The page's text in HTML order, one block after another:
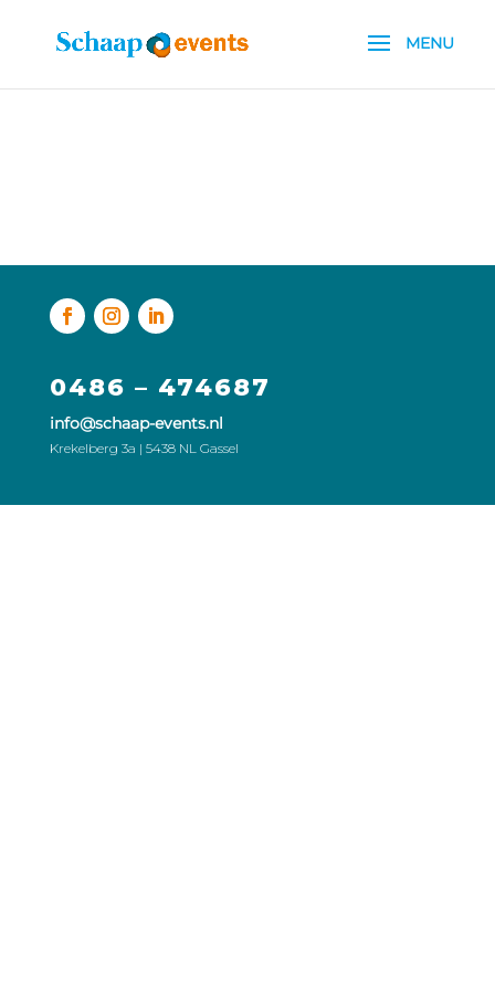
0486 – 474687
info@schaap-events.nl
Krekelberg 3a | 5438 NL Gassel